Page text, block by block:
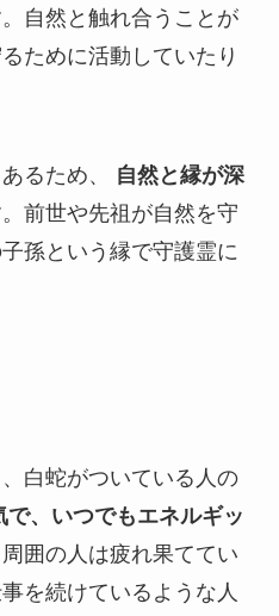
自然と触れ合うことが
ために活動していたり
るため、
自然と縁が深
前世や先祖が自然を守
孫という縁で守護霊に
白蛇がついている人の
で、いつでもエネルギッ
囲の人は疲れ果ててい
を続けているような人